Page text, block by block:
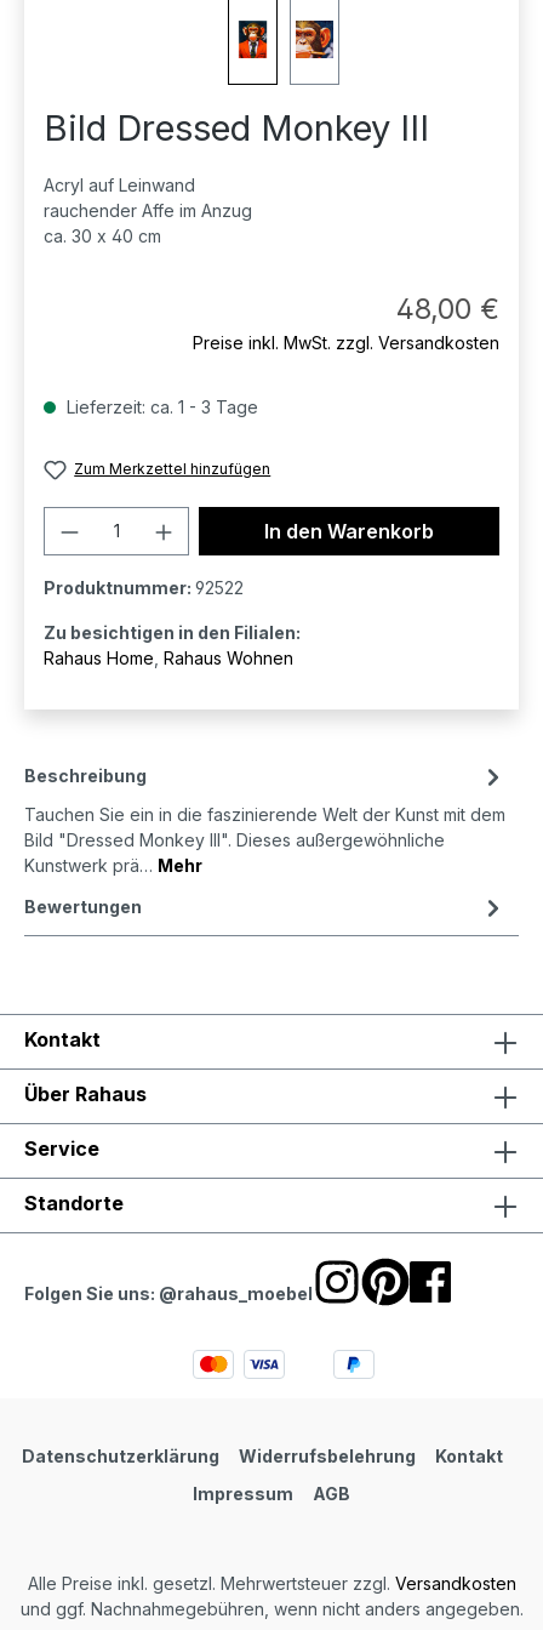
Bild Dressed Monkey III
Acryl auf Leinwand
rauchender Affe im Anzug
ca. 30 x 40 cm
48,00 €
Preise inkl. MwSt. zzgl. Versandkosten
Lieferzeit: ca. 1 - 3 Tage
Zum Merkzettel hinzufügen
Produkt Anzahl: Gib den
In den Warenkorb
Produktnummer: 92522
Zu besichtigen in den Filialen:
Rahaus Home Rahaus Wohnen
Beschreibung
Tauchen Sie ein in die faszinierende Welt der Kunst mit dem
Bild "Dressed Monkey III". Dieses außergewöhnliche
Kunstwerk prä… Mehr
Bewertungen
Kontakt
Über Rahaus
Service
Standorte
Folgen Sie uns: @rahaus_moebel
Datenschutzerklärung Widerrufsbelehrung
Kontakt
Impressum
AGB
Alle Preise inkl. gesetzl. Mehrwertsteuer zzgl. Versandkosten
und ggf. Nachnahmegebühren, wenn nicht anders angegeben.